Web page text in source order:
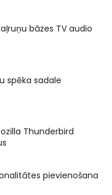
bāzes TV audio
spēka sadale
Thunderbird
pievienošana